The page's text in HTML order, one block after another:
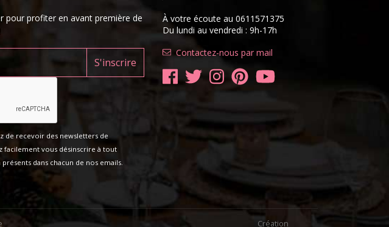
pour profiter en avant première de
de recevoir des newsletters de
facilement vous désinscrire à tout
dans chacun de nos emails.
À votre écoute au 0611571375
Du lundi au vendredi : 9h-17h
Contactez-nous par mail
Création